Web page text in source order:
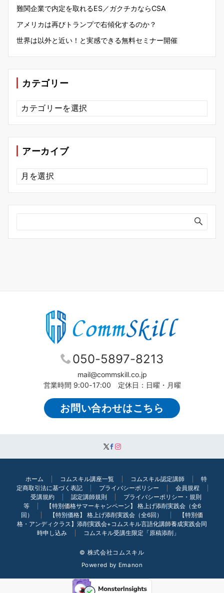
難関企業で内定を取れるES／ガクチカならCSA
アメリカは再びトランプで右傾化するのか？
世界は以外と近い！と実感できる無料セミナー開催
カテゴリー
カ
テ
ゴ
ー
アーカイブ
ア
ー
カ
ブ
050-5897-8213
mail@commskill.co.jp
営業時間 9:00-17:00 定休日：日曜・月曜
お問い合わせはこちら
ホーム コムスキル講座一覧 コムスキル認定講師
特
定商取引法に基づく表記
プライバシーポリシー
会員規程
受講規約
認定講師規則
プライバシーポリシー・規則
等
【特別価格サマーキャンペーン】 格上げ添削実践会（全6
回）
【特別価格】 格上げ添削実践会（全6回）
【特別価
格・アンディクラス】添削実践会+コムスキル言語化講師養成実践会同
時申し込み
コムスキル受講生限定「原稿添削」
© 株式会社コムスキル
Powered by Emanon